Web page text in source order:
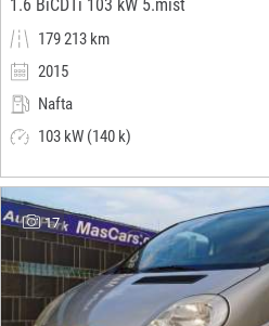
1.6 BiCDTi 103 kW 5.míst
179 213 km
2015
Nafta
103 kW (140 k)
17